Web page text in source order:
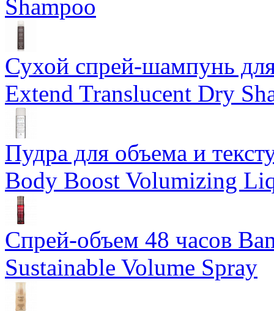
Shampoo
Сухой спрей-шампунь
Extend Translucent Dry
Пудра для объема и
Body Boost Volumizing
Спрей-объем 48 часов
Sustainable Volume Spray